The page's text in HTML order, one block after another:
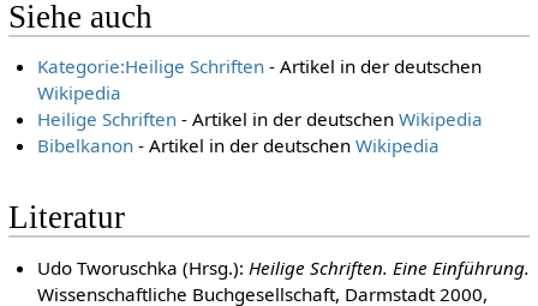
Siehe auch
Kategorie:Heilige Schriften - Artikel in der deutschen
Wikipedia
Heilige Schriften - Artikel in der deutschenWikipedia
Bibelkanon - Artikel in der deutschenWikipedia
Literatur
Udo Tworuschka (Hrsg.):Heilige Schriften. Eine Einführung.
Wissenschaftliche Buchgesellschaft, Darmstadt 2000,